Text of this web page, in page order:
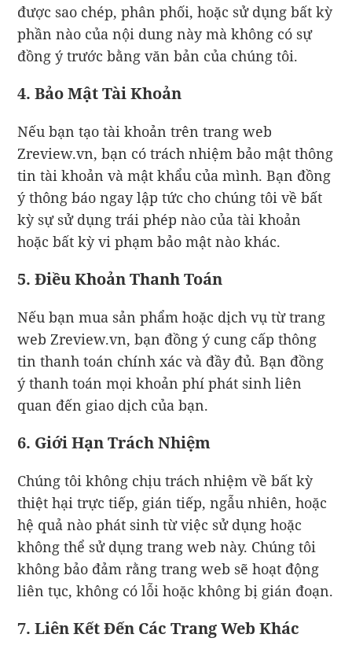
được sao chép, phân phối, hoặc sử dụng bất kỳ
phần nào của nội dung này mà không có sự
đồng ý trước bằng văn bản của chúng tôi.
4. Bảo Mật Tài Khoản
Nếu bạn tạo tài khoản trên trang web
Zreview.vn, bạn có trách nhiệm bảo mật thông
tin tài khoản và mật khẩu của mình. Bạn đồng
ý thông báo ngay lập tức cho chúng tôi về bất
kỳ sự sử dụng trái phép nào của tài khoản
hoặc bất kỳ vi phạm bảo mật nào khác.
5. Điều Khoản Thanh Toán
Nếu bạn mua sản phẩm hoặc dịch vụ từ trang
web Zreview.vn, bạn đồng ý cung cấp thông
tin thanh toán chính xác và đầy đủ. Bạn đồng
ý thanh toán mọi khoản phí phát sinh liên
quan đến giao dịch của bạn.
6. Giới Hạn Trách Nhiệm
Chúng tôi không chịu trách nhiệm về bất kỳ
thiệt hại trực tiếp, gián tiếp, ngẫu nhiên, hoặc
hệ quả nào phát sinh từ việc sử dụng hoặc
không thể sử dụng trang web này. Chúng tôi
không bảo đảm rằng trang web sẽ hoạt động
liên tục, không có lỗi hoặc không bị gián đoạn.
7. Liên Kết Đến Các Trang Web Khác